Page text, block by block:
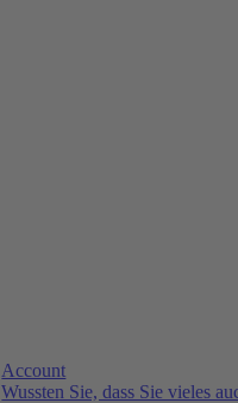
Account
Wussten Sie, dass Sie vieles